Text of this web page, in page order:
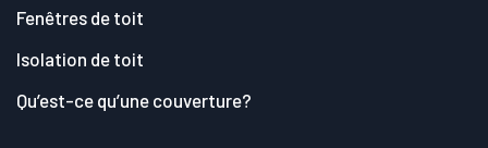
Fenêtres de toit
Isolation de toit
Qu’est-ce qu’une couverture?